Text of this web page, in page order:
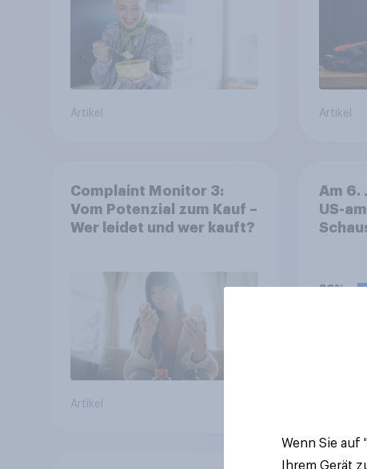
Artikel Artikel
Complaint Monitor 3:
Vom Potenzial zum Kauf –
Wer leidet und wer kauft?
Artikel
Am 6.
US-
Sie zu
36%
Wenn Sie auf
Ihrem Gerät